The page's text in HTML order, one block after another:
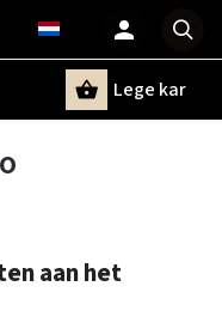
Lege kar
aan het